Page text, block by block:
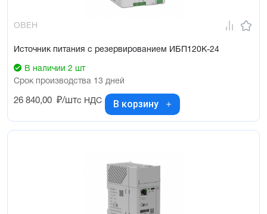
ОВЕН
Источник питания с резервированием ИБП120К-24
В наличии 2 шт
Срок производства 13 дней
26 840,00 ₽/штс НДС В корзину